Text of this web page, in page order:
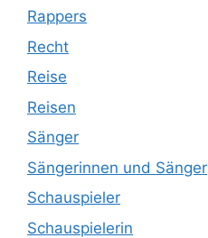
Rappers
Recht
Reise
Reisen
Sänger
Sängerinnen und Sänger
Schauspieler
Schauspielerin